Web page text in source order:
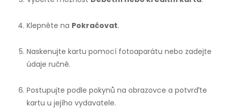
Klepněte na Pokračovat.
Naskenujte kartu pomocí fotoaparátu nebo zadejte
údaje ručně.
Postupujte podle pokynů na obrazovce a potvrďte
kartu u jejího vydavatele.